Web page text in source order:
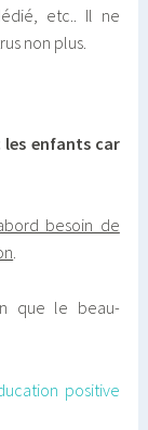
etc.. Il ne
non plus.
les enfants car
besoin de
.
que le beau-
positive